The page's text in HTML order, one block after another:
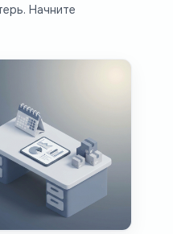
Начните